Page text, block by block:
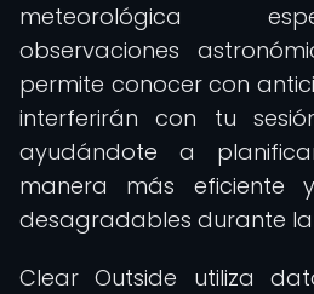
meteorológica
observaciones
permite conocer con
interferirán con tu
ayudándote a
manera más eficiente
desagradables durante la
Clear Outside utiliza